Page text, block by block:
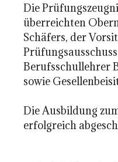
Die
überreichten
Schäfers, der
Berufsschullehrer
sowie
Die Ausbildung
erfolgreich